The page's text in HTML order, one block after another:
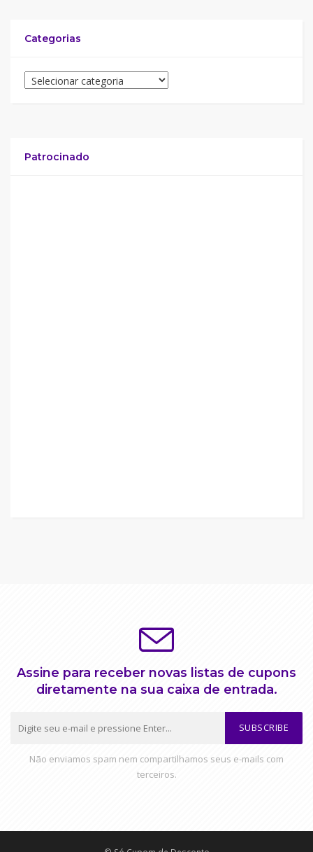
Categorias
Patrocinado
Assine para receber novas listas de cupons
diretamente na sua caixa de entrada.
SUBSCRIBE
Não enviamos spam nem compartilhamos seus e-mails com
terceiros.